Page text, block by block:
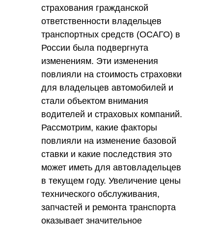
страхования гражданской
ответственности владельцев
транспортных средств (ОСАГО) в
России была подвергнута
изменениям. Эти изменения
повлияли на стоимость страховки
для владельцев автомобилей и
стали объектом внимания
водителей и страховых компаний.
Рассмотрим, какие факторы
повлияли на изменение базовой
ставки и какие последствия это
может иметь для автовладельцев
в текущем году. Увеличение цены
технического обслуживания,
запчастей и ремонта транспорта
оказывает значительное